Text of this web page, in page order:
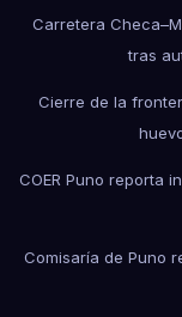
Carretera
tras
Cierre de la
COER Puno reporta
Comisaría de Puno